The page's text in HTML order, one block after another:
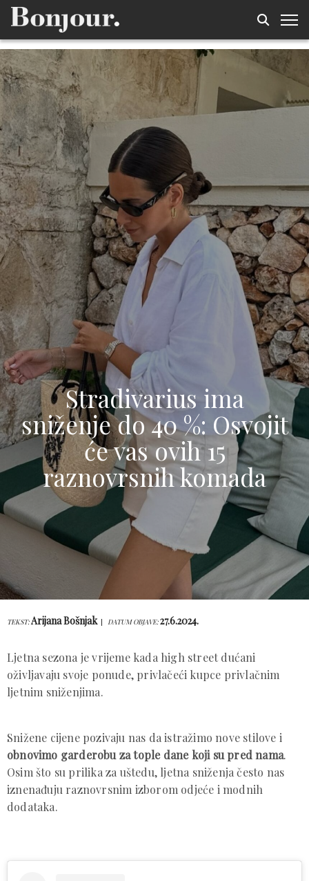
Stradivarius ima
sniženje do 40 %: Osvojit
će vas ovih 15
raznovrsnih komada
TEKST:Arijana Bošnjak DATUM OBJAVE:27.6.2024.
Ljetna sezona je vrijeme kada high street dućani
oživljavaju svoje ponude, privlačeći kupce privlačnim
ljetnim sniženjima.
Snižene cijene pozivaju nas da istražimo nove stilove i
obnovimo garderobu za tople dane koji su pred nama.
Osim što su prilika za uštedu, ljetna sniženja često nas
iznenađuju raznovrsnim izborom odjeće i modnih
dodataka.